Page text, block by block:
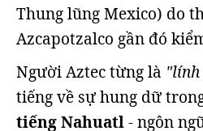
Thung lũng Mexico) do
Azcapotzalco gần đó
Người Aztec từng là "lính
tiếng về sự hung dữ
tiếng Nahuatl- ngôn